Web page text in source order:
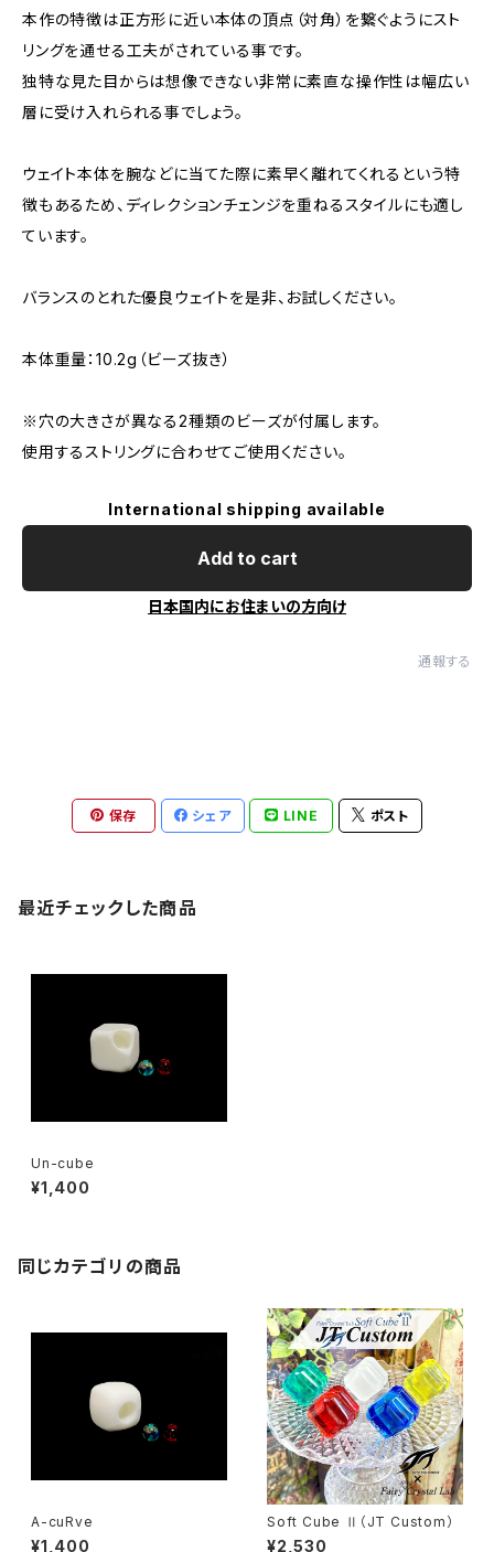
本作の特徴は正方形に近い本体の頂点（対角）を繋ぐようにスト
リングを通せる工夫がされている事です。
独特な見た目からは想像できない非常に素直な操作性は幅広い
層に受け入れられる事でしょう。
ウェイト本体を腕などに当てた際に素早く離れてくれるという特
徴もあるため、ディレクションチェンジを重ねるスタイルにも適し
ています。
バランスのとれた優良ウェイトを是非、お試しください。
本体重量：10.2g（ビーズ抜き）
※穴の大きさが異なる2種類のビーズが付属します。
使用するストリングに合わせてご使用ください。
International shipping available
Add to cart
日本国内にお住まいの方向け
通報する
保存 シェア LINE ポスト
最近チェックした商品
Un-cube
¥1,400
同じカテゴリの商品
A-cuRve
¥1,400
Soft Cube Ⅱ（JT Custom）
¥2,530